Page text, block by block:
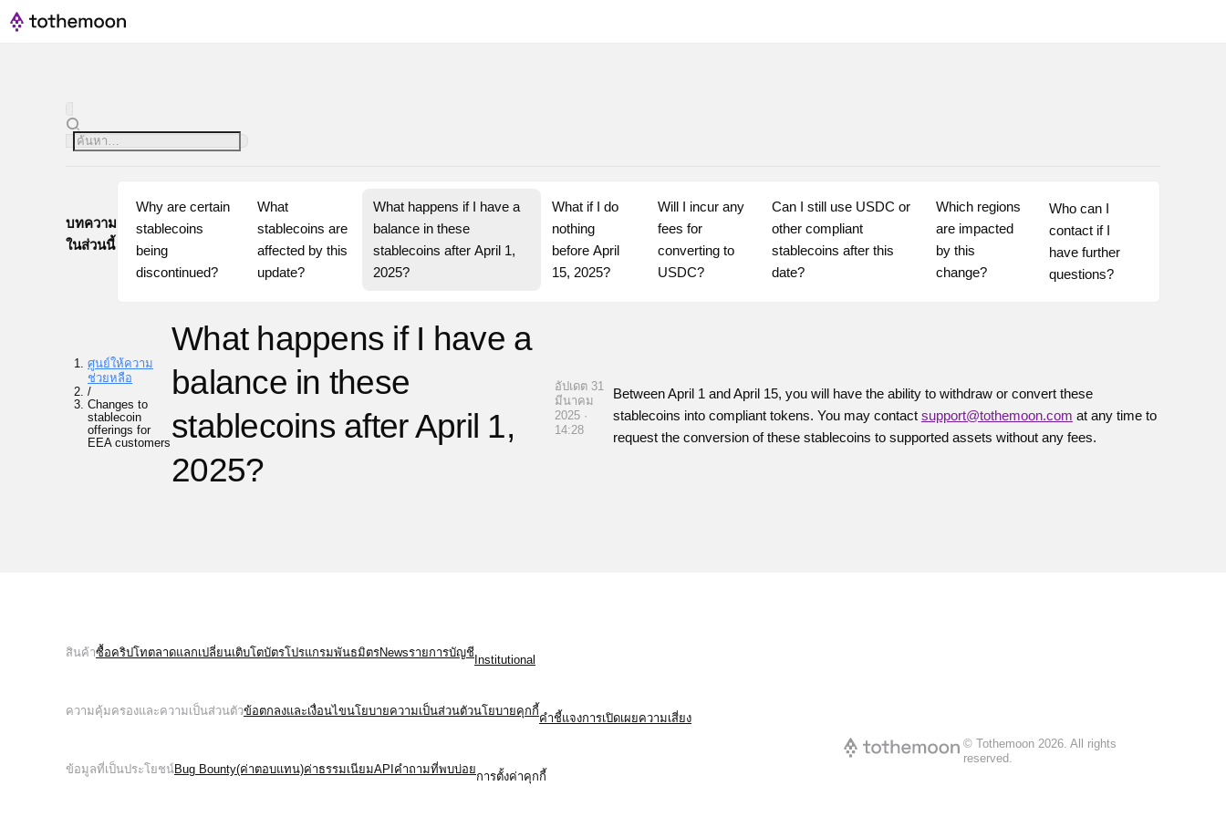
บทความ
ในส่วนนี้
Why are certain
stablecoins
being
discontinued?
What
stablecoins are
affected by this
update?
What happens if I have a
balance in these
stablecoins after April 1,
2025?
What if I do
nothing
before April
15, 2025?
Will I incur any
fees for
converting to
USDC?
Can I still use USDC or
other compliant
stablecoins after this
date?
Which regions
are impacted
by this
change?
Who can I
contact if I
have further
questions?
ศูนย์ให้ความ
ช่วยหลือ
/
Changes to
stablecoin
offerings for
EEA customers
What happens if I have a
balance in these
stablecoins after April 1,
2025?
อัปเดต 31
มีนาคม
2025 ·
14:28
Between April 1 and April 15, you will have the ability to withdraw or convert these
stablecoins into compliant tokens. You may contact support@tothemoon.com at any time to
request the conversion of these stablecoins to supported assets without any fees.
สินค้าซื้อคริปโทตลาดแลกเปลี่ยนเติบโตบัตรโปรแกรมพันธมิตรNewsรายการบัญชี
Institutional
ความคุ้มครองและความเป็นส่วนตัวข้อตกลงและเงื่อนไขนโยบายความเป็นส่วนตัวนโยบายคุกกี้
คำชี้แจงการเปิดเผยความเสี่ยง
ข้อมูลที่เป็นประโยชน์Bug Bounty(ค่าตอบแทน)ค่าธรรมเนียมAPI คำถามที่พบบ่อย
การตั้งค่าคุกกี้
© Tothemoon 2026. All rights
reserved.